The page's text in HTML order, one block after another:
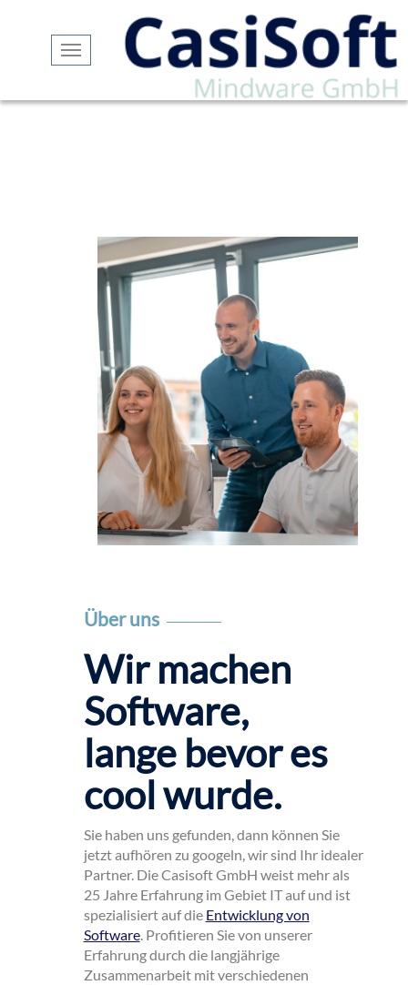
Über uns
Wir machen
Software,
lange bevor es
cool wurde.
Sie haben uns gefunden, dann können Sie
jetzt aufhören zu googeln, wir sind Ihr idealer
Partner. Die Casisoft GmbH weist mehr als
25 Jahre Erfahrung im Gebiet IT auf und ist
spezialisiert auf die Entwicklung von
Software. Profitieren Sie von unserer
Erfahrung durch die langjährige
Zusammenarbeit mit verschiedenen
Navigation
ein-/ausblenden